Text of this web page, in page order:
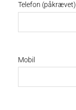
Telefon (påkrævet)
Mobil